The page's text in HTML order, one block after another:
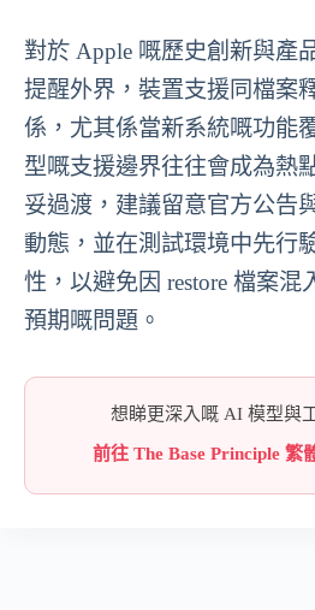
對於 Apple 嘅歷史創新與產
提醒外界，裝置支援同檔案
係，尤其係當新系統嘅功能
型嘅支援邊界往往會成為熱
妥過渡，建議留意官方公告
動態，並在測試環境中先行
性，以避免因 restore 檔案混
預期嘅問題。
想睇更深入嘅 AI 模型與
前往 The Base Principle